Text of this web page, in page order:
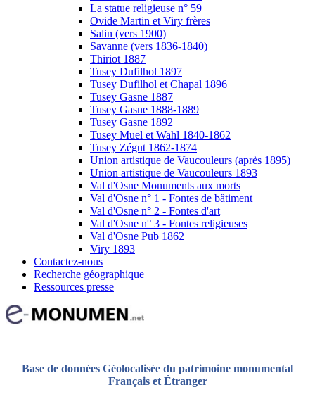
La statue religieuse n° 59
Ovide Martin et Viry frères
Salin (vers 1900)
Savanne (vers 1836-1840)
Thiriot 1887
Tusey Dufilhol 1897
Tusey Dufilhol et Chapal 1896
Tusey Gasne 1887
Tusey Gasne 1888-1889
Tusey Gasne 1892
Tusey Muel et Wahl 1840-1862
Tusey Zégut 1862-1874
Union artistique de Vaucouleurs (après 1895)
Union artistique de Vaucouleurs 1893
Val d'Osne Monuments aux morts
Val d'Osne n° 1 - Fontes de bâtiment
Val d'Osne n° 2 - Fontes d'art
Val d'Osne n° 3 - Fontes religieuses
Val d'Osne Pub 1862
Viry 1893
Contactez-nous
Recherche géographique
Ressources presse
Base de données Géolocalisée du patrimoine monumental
Français et Étranger